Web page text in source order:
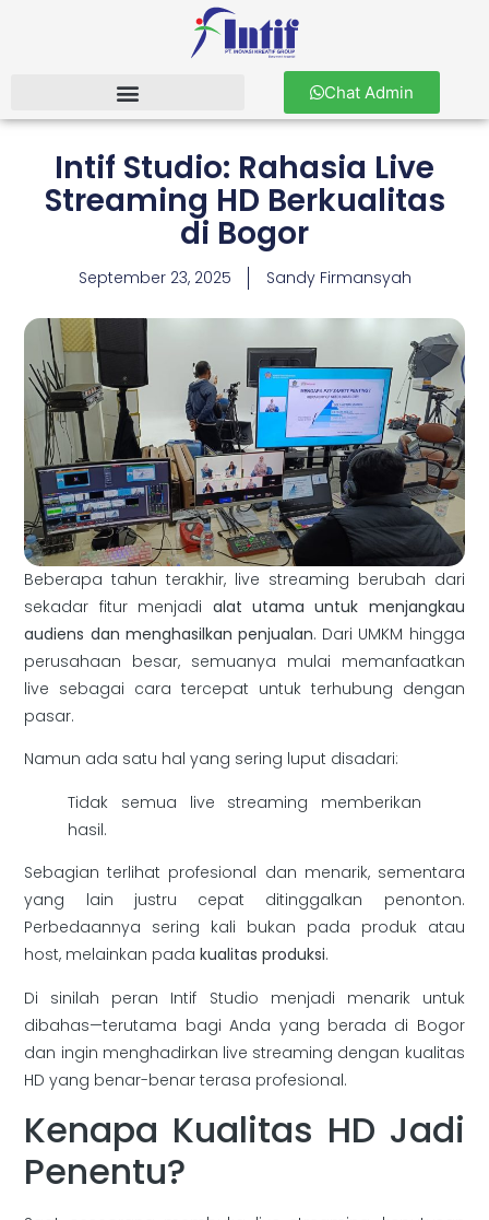
Chat Admin
Intif Studio: Rahasia Live
Streaming HD Berkualitas
di Bogor
September 23, 2025 Sandy Firmansyah
Beberapa tahun terakhir, live streaming berubah dari
sekadar fitur menjadi alat utama untuk menjangkau
audiens dan menghasilkan penjualan. Dari UMKM hingga
perusahaan besar, semuanya mulai memanfaatkan
live sebagai cara tercepat untuk terhubung dengan
pasar.
Namun ada satu hal yang sering luput disadari:
Tidak semua live streaming memberikan
hasil.
Sebagian terlihat profesional dan menarik, sementara
yang lain justru cepat ditinggalkan penonton.
Perbedaannya sering kali bukan pada produk atau
host, melainkan padakualitas produksi.
Di sinilah peran Intif Studio menjadi menarik untuk
dibahas—terutama bagi Anda yang berada di Bogor
dan ingin menghadirkan live streaming dengan kualitas
HD yang benar-benar terasa profesional.
Kenapa Kualitas HD Jadi
Penentu?